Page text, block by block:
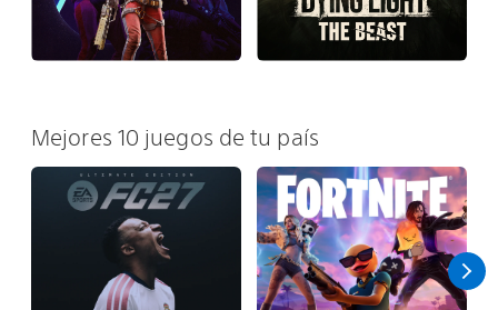
Mejores 10 juegos de tu país